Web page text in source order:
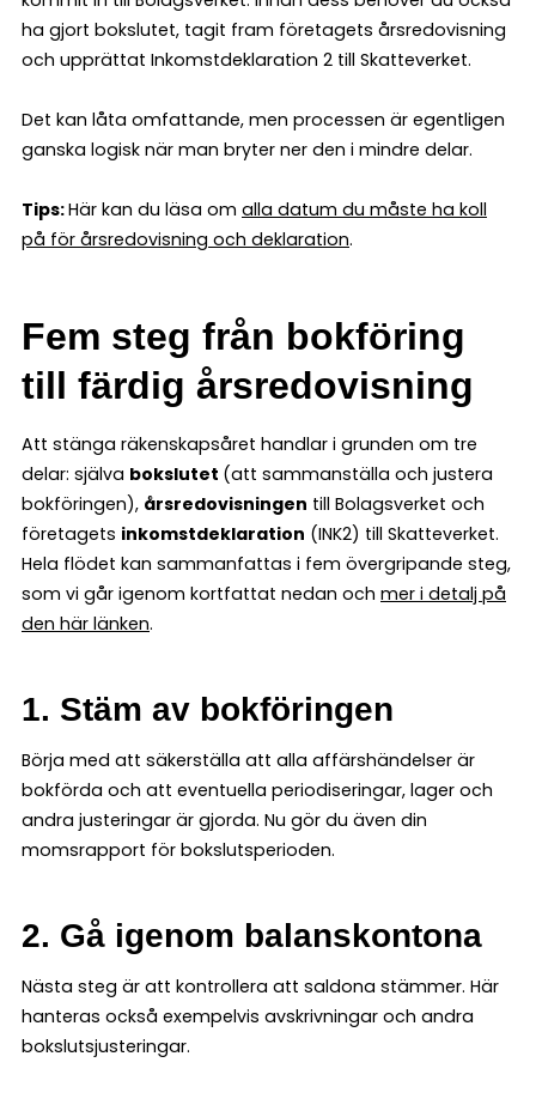
ha gjort bokslutet, tagit fram företagets årsredovisning
och upprättat Inkomstdeklaration 2 till Skatteverket.
Det kan låta omfattande, men processen är egentligen
ganska logisk när man bryter ner den i mindre delar.
Tips:Här kan du läsa om alla datum du måste ha koll
på för årsredovisning och deklaration.
Fem steg från bokföring
till färdig årsredovisning
Att stänga räkenskapsåret handlar i grunden om tre
delar: själva bokslutet (att sammanställa och justera
bokföringen), årsredovisningen till Bolagsverket och
företagets inkomstdeklaration (INK2) till Skatteverket.
Hela flödet kan sammanfattas i fem övergripande steg,
som vi går igenom kortfattat nedan och mer i detalj på
den här länken.
1. Stäm av bokföringen
Börja med att säkerställa att alla affärshändelser är
bokförda och att eventuella periodiseringar, lager och
andra justeringar är gjorda. Nu gör du även din
momsrapport för bokslutsperioden.
2. Gå igenom balanskontona
Nästa steg är att kontrollera att saldona stämmer. Här
hanteras också exempelvis avskrivningar och andra
bokslutsjusteringar.